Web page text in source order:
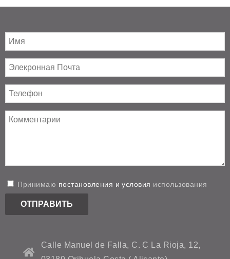
Принимаю постановления и условия использования
Calle Manuel de Falla, C. C La Rioja, 12,